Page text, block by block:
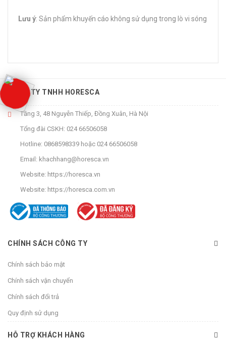
Lưu ý: Sản phẩm khuyến cáo không sử dụng trong lò vi sóng
CÔNG TY TNHH HORESCA
Tầng 3, 48 Nguyễn Thiếp, Đồng Xuân, Hà Nội
Tổng đài CSKH: 024 66506058
Hotline: 0868598339 hoặc 024 66506058
Email: khachhang@horesca.vn
Website: https://horesca.vn
Website: https://horesca.com.vn
CHÍNH SÁCH CÔNG TY
Chính sách bảo mật
Chính sách vận chuyển
Chính sách đổi trả
Quy định sử dụng
HỖ TRỢ KHÁCH HÀNG